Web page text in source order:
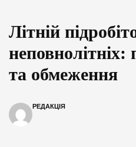
Літній
та обмеження
РЕДАКЦІЯ